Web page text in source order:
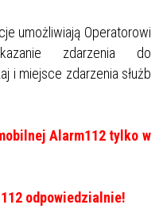
umożliwiają Operatorowi
zdarzenia do
i miejsce zdarzenia służb
Alarm112 tylko w
odpowiedzialnie!